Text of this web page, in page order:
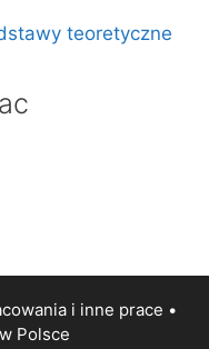
teoretyczne
i inne prace •
w Polsce